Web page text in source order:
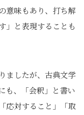
意味もあり、打ち解
」と表現することも
ましたが、古典文学
も、「会釈」と書い
応対すること」「取